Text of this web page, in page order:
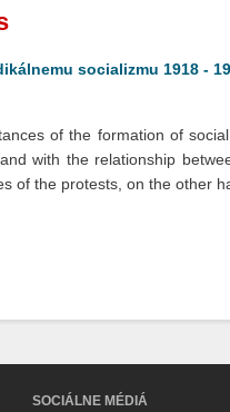
socializmu 1918 -
of the formation of
with the relationship
of the protests, on the other
SOCIÁLNE MÉDIÁ